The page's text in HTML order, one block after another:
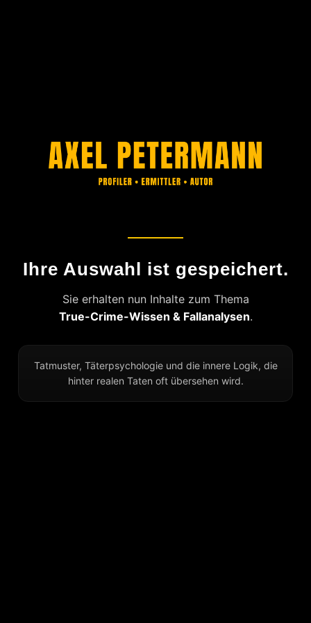
Ihre Auswahl ist gespeichert.
Sie erhalten nun Inhalte zum Thema
True-Crime-Wissen & Fallanalysen.
Tatmuster, Täterpsychologie und die innere Logik, die
hinter realen Taten oft übersehen wird.